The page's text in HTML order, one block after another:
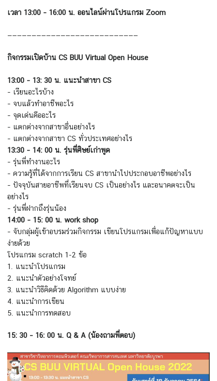
เวลา 13:00 – 16:00 น. ออนไลน์ผ่านโปรแกรม Zoom
———————————————————————————
กิจกรรมเปิดบ้าน CS BUU Virtual Open House
13:00 – 13: 30 น. แนะนำสาขา CS
– เรียนอะไรบ้าง
– จบแล้วทำอาชีพอะไร
– จุดเด่นคืออะไร
– แตกต่างจากสาขาอื่นอย่างไร
– แตกต่างจากสาขา CS ทั่วประเทศอย่างไร
13:30 – 14: 00 น. รุ่นพี่ศิษย์เก่าพูด
– รุ่นพี่ทำงานอะไร
– ความรู้ที่ได้จากการเรียน CS สาขานำไปประกอบอาชีพอย่างไร
– ปัจจุบันสายอาชีพที่เรียนจบ CS เป็นอย่างไร และอนาคตจะเป็น
อย่างไร
– รุ่นพี่ฝากถึงรุ่นน้อง
14:00 – 15: 00 น. work shop
– จับกลุ่มผู้เข้าอบรมร่วมกิจกรรม เขียนโปรแกรมเพื่อแก้ปัญหาแบบ
ง่ายด้วย
โปรแกรม scratch 1-2 ข้อ
1. แนะนำโปรแกรม
2. แนะนำตัวอย่างโจทย์
3. แนะนำวิธีคิดด้วย Algorithm แบบง่าย
4. แนะนำการเขียน
5. แนะนำการทดสอบ
15: 30 – 16: 00 น. Q & A (น้องถามพี่ตอบ)